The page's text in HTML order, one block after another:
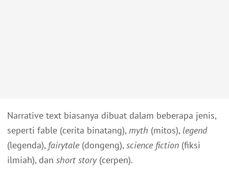
Narrative text biasanya dibuat dalam beberapa jenis,
seperti fable (cerita binatang), myth (mitos), legend
(legenda), fairytale(dongeng), science fiction (fiksi
ilmiah), dan short story(cerpen).